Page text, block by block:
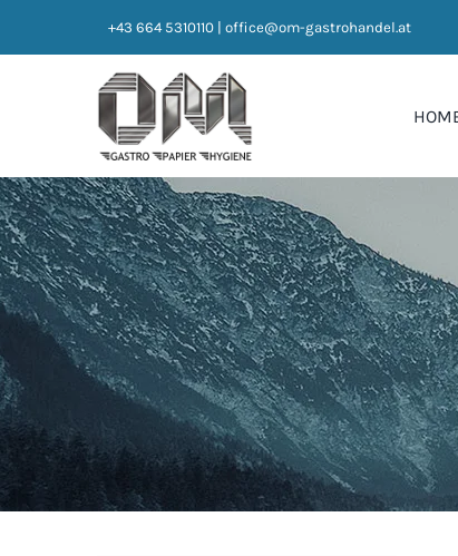
+43 664 5310110 office@om-gastrohandel.at